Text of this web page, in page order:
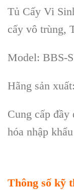
Tủ Cấy Vi
cấy vô trùng,
Model: BBS-
Hãng sản
Cung cấp
hóa nhập khẩu
Thông số kỹ